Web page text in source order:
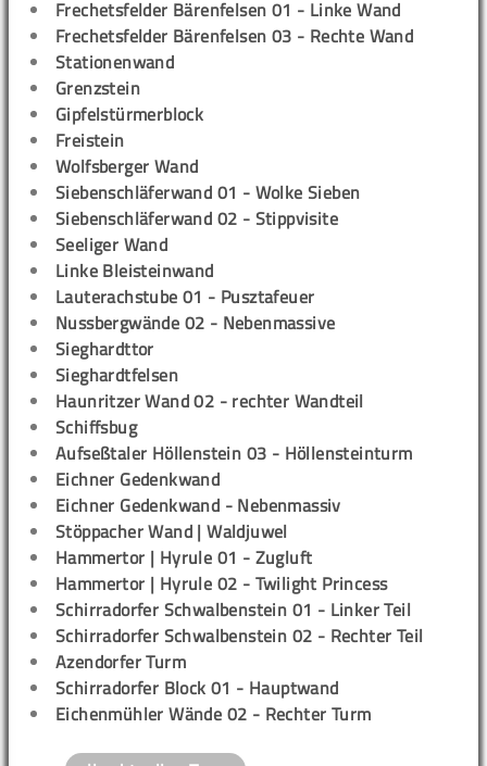
Frechetsfelder Bärenfelsen 01 - Linke Wand
Frechetsfelder Bärenfelsen 03 - Rechte Wand
Stationenwand
Grenzstein
Gipfelstürmerblock
Freistein
Wolfsberger Wand
Siebenschläferwand 01 - Wolke Sieben
Siebenschläferwand 02 - Stippvisite
Seeliger Wand
Linke Bleisteinwand
Lauterachstube 01 - Pusztafeuer
Nussbergwände 02 - Nebenmassive
Sieghardttor
Sieghardtfelsen
Haunritzer Wand 02 - rechter Wandteil
Schiffsbug
Aufseßtaler Höllenstein 03 - Höllensteinturm
Eichner Gedenkwand
Eichner Gedenkwand - Nebenmassiv
Stöppacher Wand | Waldjuwel
Hammertor | Hyrule 01 - Zugluft
Hammertor | Hyrule 02 - Twilight Princess
Schirradorfer Schwalbenstein 01 - Linker Teil
Schirradorfer Schwalbenstein 02 - Rechter Teil
Azendorfer Turm
Schirradorfer Block 01 - Hauptwand
Eichenmühler Wände 02 - Rechter Turm